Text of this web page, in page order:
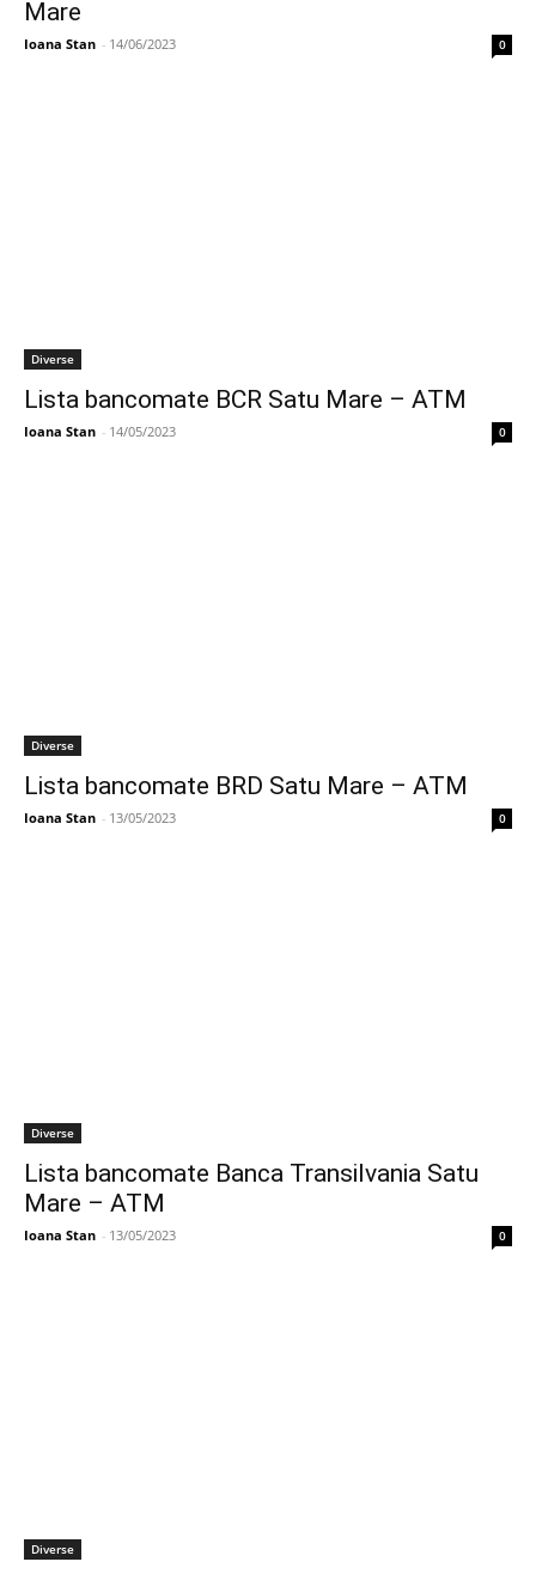
Mare
Ioana Stan - 14/06/2023 0
Diverse
Lista bancomate BCR Satu Mare – ATM
Ioana Stan - 14/05/2023 0
Diverse
Lista bancomate BRD Satu Mare – ATM
Ioana Stan - 13/05/2023 0
Diverse
Lista bancomate Banca Transilvania Satu
Mare – ATM
Ioana Stan - 13/05/2023 0
Diverse